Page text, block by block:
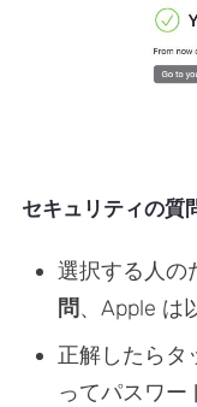
セキュリティの質
選択する人の
問、Apple は
正解したらタ
ってパスワー